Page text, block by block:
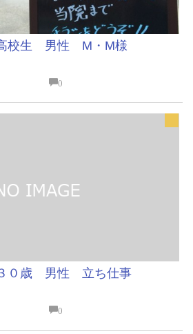
校生 男性 M・M様
0
０歳 男性 立ち仕事
0